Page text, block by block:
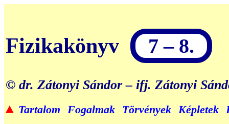
Fizikakönyv 7 – 8.
© dr. Zátonyi Sándor – ifj. Zátonyi
▲ Tartalom Fogalmak Törvények Képletek